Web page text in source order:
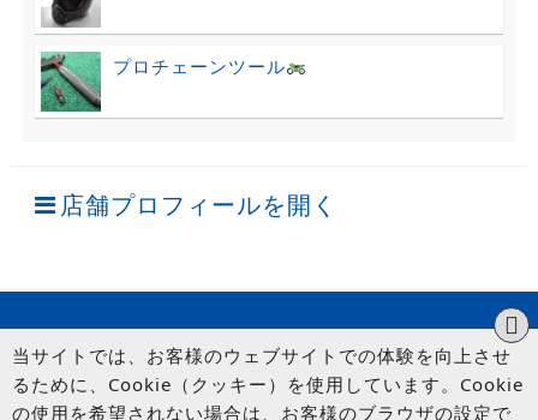
プロチェーンツール
店舗プロフィールを開く
当サイトでは、お客様のウェブサイトでの体験を向上させ
るために、Cookie（クッキー）を使用しています。Cookie
の使用を希望されない場合は、お客様のブラウザの設定で